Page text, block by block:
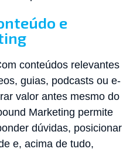
e
conteúdos relevantes
guias, podcasts ou e-
valor antes mesmo do
Marketing permite
dúvidas, posicionar
e, acima de tudo,